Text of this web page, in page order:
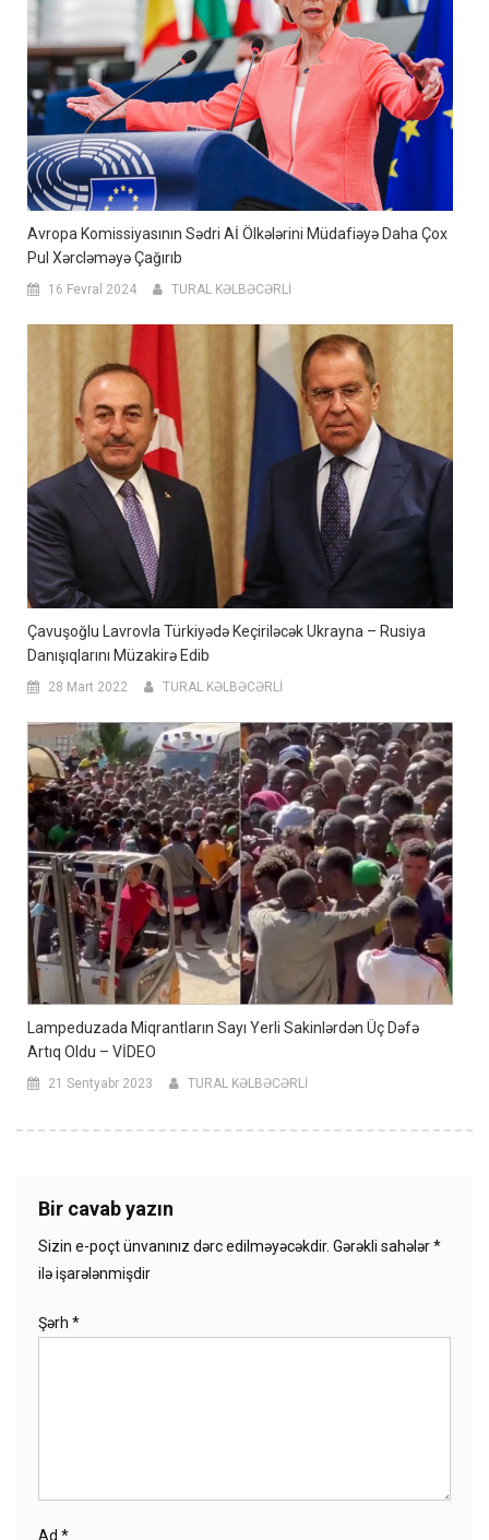
Avropa Komissiyasının Sədri Aİ Ölkələrini Müdafiəyə Daha Çox
Pul Xərcləməyə Çağırıb
16 Fevral 2024 TURAL KƏLBƏCƏRLİ
Çavuşoğlu Lavrovla Türkiyədə Keçiriləcək Ukrayna – Rusiya
Danışıqlarını Müzakirə Edib
28 Mart 2022 TURAL KƏLBƏCƏRLİ
Lampeduzada Miqrantların Sayı Yerli Sakinlərdən Üç Dəfə
Artıq Oldu – VİDEO
21 Sentyabr 2023 TURAL KƏLBƏCƏRLİ
Bir cavab yazın
Sizin e-poçt ünvanınız dərc edilməyəcəkdir. Gərəkli sahələr*
ilə işarələnmişdir
Şərh *
Ad *